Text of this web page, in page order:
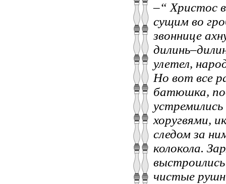
–“ Христос
сущим во
звоннице
улетел,
Но вот все
батюшка,
хоругвями,
следом за
колокола.
чистые